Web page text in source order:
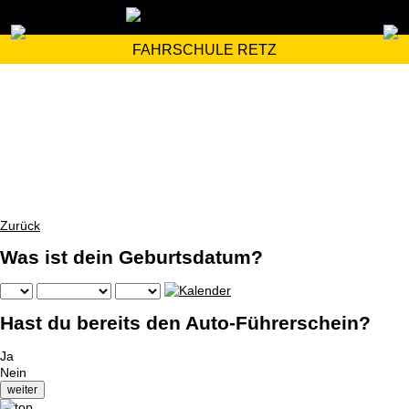
FAHRSCHULE RETZ
Zurück
Was ist dein Geburtsdatum?
Hast du bereits den Auto-Führerschein?
Ja
Nein